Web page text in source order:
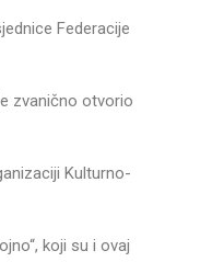
Federacije
zvanično otvorio
Kulturno-
koji su i ovaj